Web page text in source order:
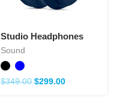
Studio Headphones
Sound
$349.00 $299.00